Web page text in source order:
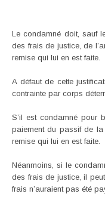
Le condamné doit, sauf
des frais de justice, de
remise qui lui en est faite.
A défaut de cette
contrainte par corps
S’il est condamné pour
paiement du passif de
remise qui lui en est faite.
Néanmoins, si le
des frais de justice, il
frais n’auraient pas été